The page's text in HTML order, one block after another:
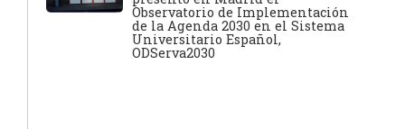
Observatorio de Implementación
de la Agenda 2030 en el Sistema
Universitario Español,
ODServa2030